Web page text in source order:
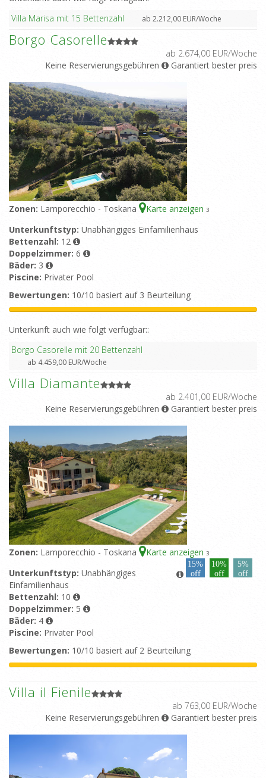
Villa Marisa mit 15 Bettenzahl
ab 2.212,00 EUR/Woche
Borgo Casorelle
ab 2.674,00 EUR/Woche
Keine Reservierungsgebühren
Garantiert bester preis
Zonen: Lamporecchio - Toskana Karte anzeigen 3
Unterkunftstyp: Unabhängiges Einfamilienhaus
Bettenzahl: 12
Doppelzimmer: 6
Bäder: 3
Piscine: Privater Pool
Bewertungen: 10/10 basiert auf 3 Beurteilung
Unterkunft auch wie folgt verfügbar::
Borgo Casorelle mit 20 Bettenzahl
ab 4.459,00 EUR/Woche
Villa Diamante
ab 2.401,00 EUR/Woche
Keine Reservierungsgebühren
Garantiert bester preis
Zonen: Lamporecchio - Toskana Karte anzeigen 3
15%
off
10%
off
5%
off
Unterkunftstyp: Unabhängiges
Einfamilienhaus
Bettenzahl: 10
Doppelzimmer: 5
Bäder: 4
Piscine: Privater Pool
Bewertungen: 10/10 basiert auf 2 Beurteilung
Villa il Fienile
ab 763,00 EUR/Woche
Keine Reservierungsgebühren
Garantiert bester preis